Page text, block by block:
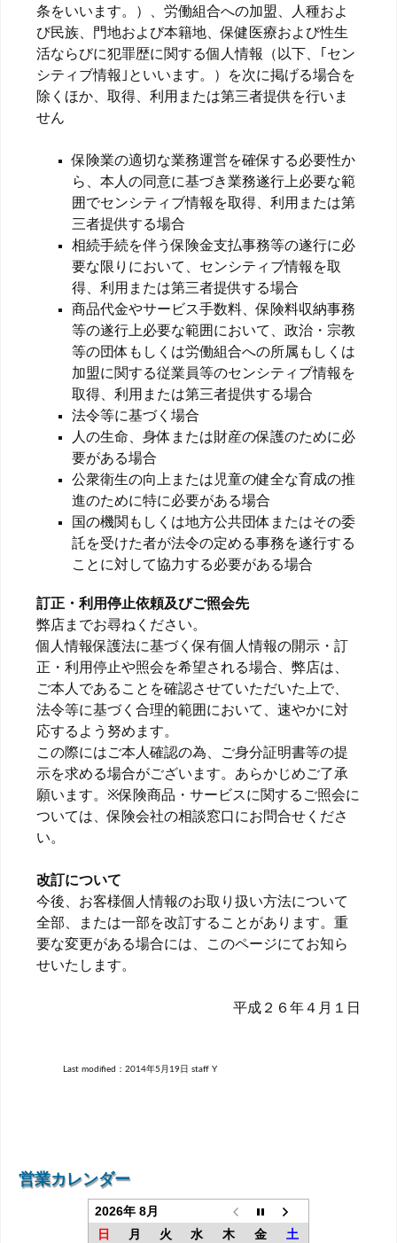
条をいいます。）、労働組合への加盟、人種およ
び民族、門地および本籍地、保健医療および性生
活ならびに犯罪歴に関する個人情報（以下、｢セン
シティブ情報｣といいます。）を次に掲げる場合を
除くほか、取得、利用または第三者提供を行いま
せん
保険業の適切な業務運営を確保する必要性か
ら、本人の同意に基づき業務遂行上必要な範
囲でセンシティブ情報を取得、利用または第
三者提供する場合
相続手続を伴う保険金支払事務等の遂行に必
要な限りにおいて、センシティブ情報を取
得、利用または第三者提供する場合
商品代金やサービス手数料、保険料収納事務
等の遂行上必要な範囲において、政治・宗教
等の団体もしくは労働組合への所属もしくは
加盟に関する従業員等のセンシティブ情報を
取得、利用または第三者提供する場合
法令等に基づく場合
人の生命、身体または財産の保護のために必
要がある場合
公衆衛生の向上または児童の健全な育成の推
進のために特に必要がある場合
国の機関もしくは地方公共団体またはその委
託を受けた者が法令の定める事務を遂行する
ことに対して協力する必要がある場合
訂正・利用停止依頼及びご照会先
弊店までお尋ねください。
個人情報保護法に基づく保有個人情報の開示・訂
正・利用停止や照会を希望される場合、弊店は、
ご本人であることを確認させていただいた上で、
法令等に基づく合理的範囲において、速やかに対
応するよう努めます。
この際にはご本人確認の為、ご身分証明書等の提
示を求める場合がございます。あらかじめご了承
願います。※保険商品・サービスに関するご照会に
ついては、保険会社の相談窓口にお問合せくださ
い。
改訂について
今後、お客様個人情報のお取り扱い方法について
全部、または一部を改訂することがあります。重
要な変更がある場合には、このページにてお知ら
せいたします。
平成２６年４月１日
Last modified： 2014年5月19日 staff Y
営業カレンダー
2026年 8月
日
月 火 水 木 金
土